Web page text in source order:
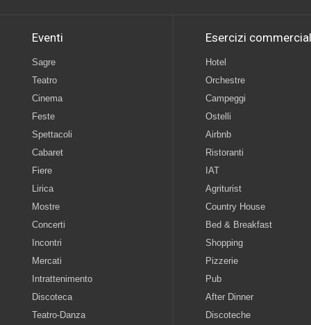
Eventi
Sagre
Teatro
Cinema
Feste
Spettacoli
Cabaret
Fiere
Lirica
Mostre
Concerti
Incontri
Mercati
Intrattenimento
Discoteca
Teatro-Danza
Esercizi
Hotel
Orchestre
Campeggi
Ostelli
Airbnb
Ristoranti
IAT
Agriturist
Country House
Bed & Breakfast
Shopping
Pizzerie
Pub
After Dinner
Discoteche